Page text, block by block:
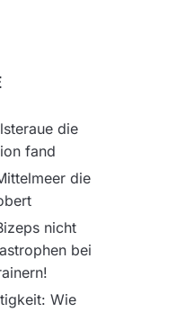
die
fand
die
nicht
bei
Wie